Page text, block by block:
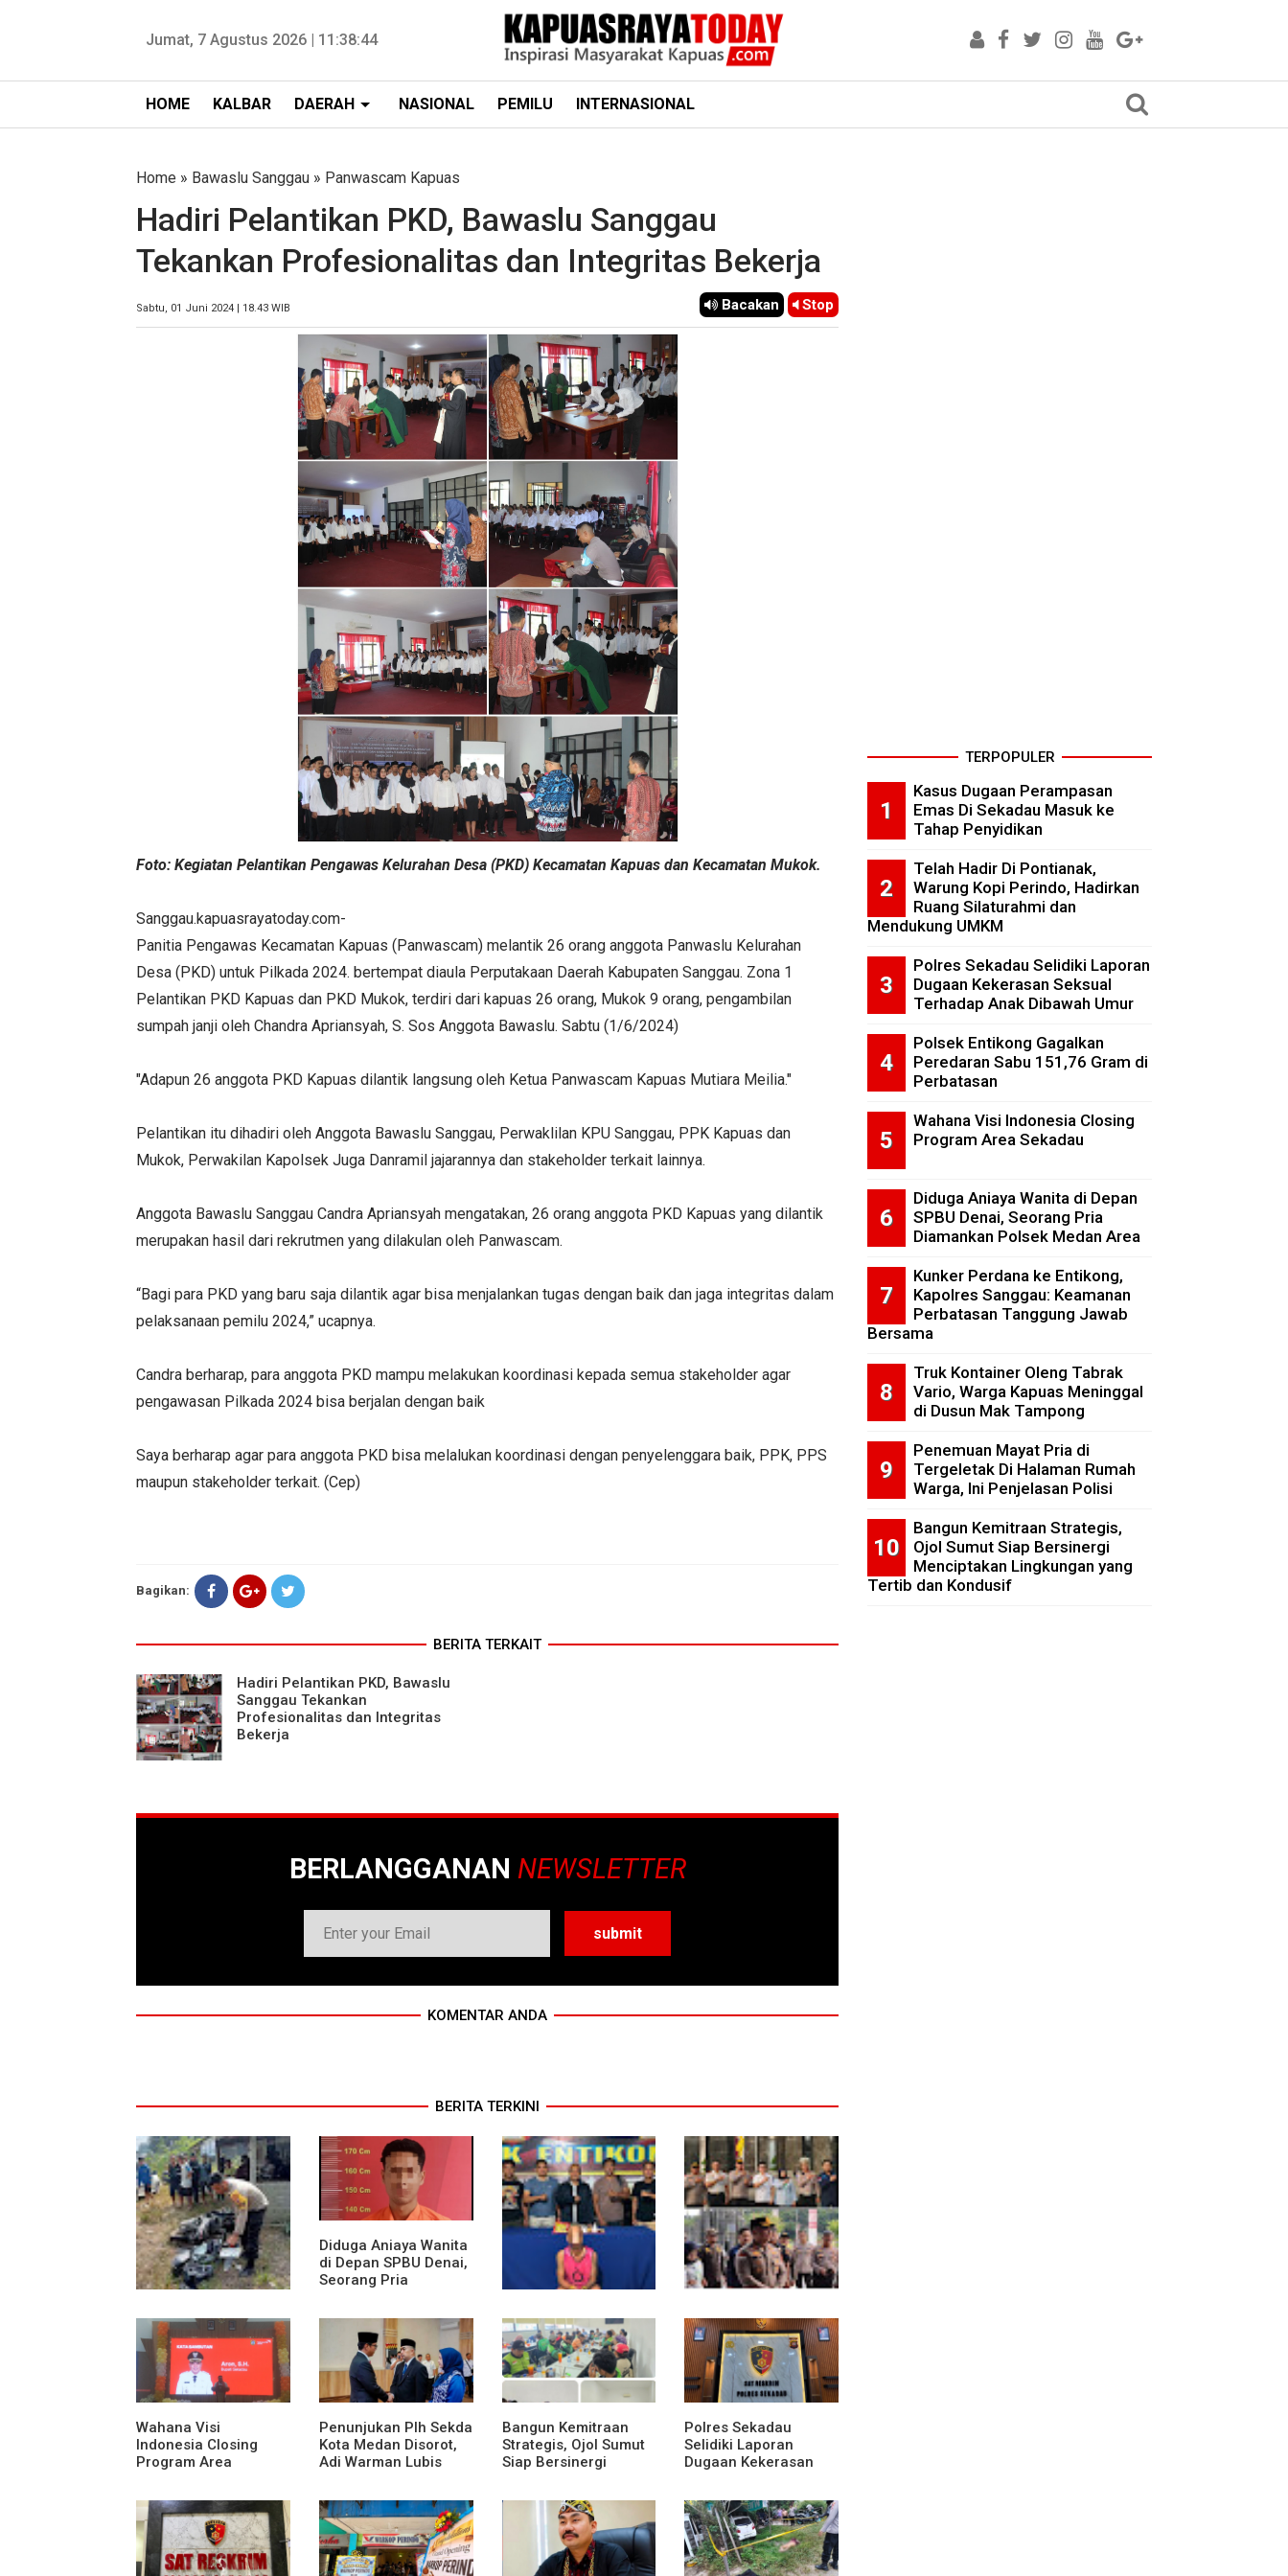
Jumat, 7 Agustus 2026 | 11:38:45
HOME KALBAR DAERAH NASIONAL PEMILU INTERNASIONAL
Home » Bawaslu Sanggau » Panwascam Kapuas
Hadiri Pelantikan PKD, Bawaslu Sanggau
Tekankan Profesionalitas dan Integritas Bekerja
Sabtu, 01 Juni 2024 | 18.43 WIB Bacakan Stop
Foto: Kegiatan Pelantikan Pengawas Kelurahan Desa (PKD) Kecamatan Kapuas dan Kecamatan Mukok.
Sanggau.kapuasrayatoday.com-
Panitia Pengawas Kecamatan Kapuas (Panwascam) melantik 26 orang anggota Panwaslu Kelurahan
Desa (PKD) untuk Pilkada 2024. bertempat diaula Perputakaan Daerah Kabupaten Sanggau. Zona 1
Pelantikan PKD Kapuas dan PKD Mukok, terdiri dari kapuas 26 orang, Mukok 9 orang, pengambilan
sumpah janji oleh Chandra Apriansyah, S. Sos Anggota Bawaslu. Sabtu (1/6/2024)
"Adapun 26 anggota PKD Kapuas dilantik langsung oleh Ketua Panwascam Kapuas Mutiara Meilia."
Pelantikan itu dihadiri oleh Anggota Bawaslu Sanggau, Perwaklilan KPU Sanggau, PPK Kapuas dan
Mukok, Perwakilan Kapolsek Juga Danramil jajarannya dan stakeholder terkait lainnya.
Anggota Bawaslu Sanggau Candra Apriansyah mengatakan, 26 orang anggota PKD Kapuas yang dilantik
merupakan hasil dari rekrutmen yang dilakulan oleh Panwascam.
“Bagi para PKD yang baru saja dilantik agar bisa menjalankan tugas dengan baik dan jaga integritas dalam
pelaksanaan pemilu 2024,” ucapnya.
Candra berharap, para anggota PKD mampu melakukan koordinasi kepada semua stakeholder agar
pengawasan Pilkada 2024 bisa berjalan dengan baik
Saya berharap agar para anggota PKD bisa melalukan koordinasi dengan penyelenggara baik, PPK, PPS
maupun stakeholder terkait. (Cep)
Bagikan:
BERITA TERKAIT
Hadiri Pelantikan PKD, Bawaslu
Sanggau Tekankan
Profesionalitas dan Integritas
Bekerja
BERLANGGANAN NEWSLETTER
KOMENTAR ANDA
BERITA TERKINI
Truk Kontainer Oleng
Tabrak Vario, Warga
Kapuas Meninggal di
Dusun Mak Tampong
Diduga Aniaya Wanita
di Depan SPBU Denai,
Seorang Pria
Medan Area
Polsek Entikong
Gagalkan Peredaran
Sabu 151,76 Gram di
Perbatasan
Kunker Perdana ke
Entikong, Kapolres
Sanggau: Keamanan
Perbatasan Tanggung
Jawab Bersama
Wahana Visi
Indonesia Closing
Program Area
Penunjukan Plh Sekda
Kota Medan Disorot,
Adi Warman Lubis
Komitmen terhadap
Sistem Merit
Bangun Kemitraan
Strategis, Ojol Sumut
Siap Bersinergi
Lingkungan yang
Tertib dan Kondusif
Polres Sekadau
Selidiki Laporan
Dugaan Kekerasan
Anak Dibawah Umur
TERPOPULER
Kasus Dugaan Perampasan
Emas Di Sekadau Masuk ke
Tahap Penyidikan
Telah Hadir Di Pontianak,
Warung Kopi Perindo, Hadirkan
Ruang Silaturahmi dan
Mendukung UMKM
Polres Sekadau Selidiki Laporan
Dugaan Kekerasan Seksual
Terhadap Anak Dibawah Umur
Polsek Entikong Gagalkan
Peredaran Sabu 151,76 Gram di
Perbatasan
Wahana Visi Indonesia Closing
Program Area Sekadau
Diduga Aniaya Wanita di Depan
SPBU Denai, Seorang Pria
Diamankan Polsek Medan Area
Kunker Perdana ke Entikong,
Kapolres Sanggau: Keamanan
Perbatasan Tanggung Jawab
Bersama
Truk Kontainer Oleng Tabrak
Vario, Warga Kapuas Meninggal
di Dusun Mak Tampong
Penemuan Mayat Pria di
Tergeletak Di Halaman Rumah
Warga, Ini Penjelasan Polisi
Bangun Kemitraan Strategis,
Ojol Sumut Siap Bersinergi
Menciptakan Lingkungan yang
Tertib dan Kondusif